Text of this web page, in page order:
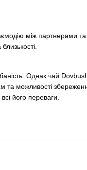
між партнерами
Однак чай
та можливості
його переваги.